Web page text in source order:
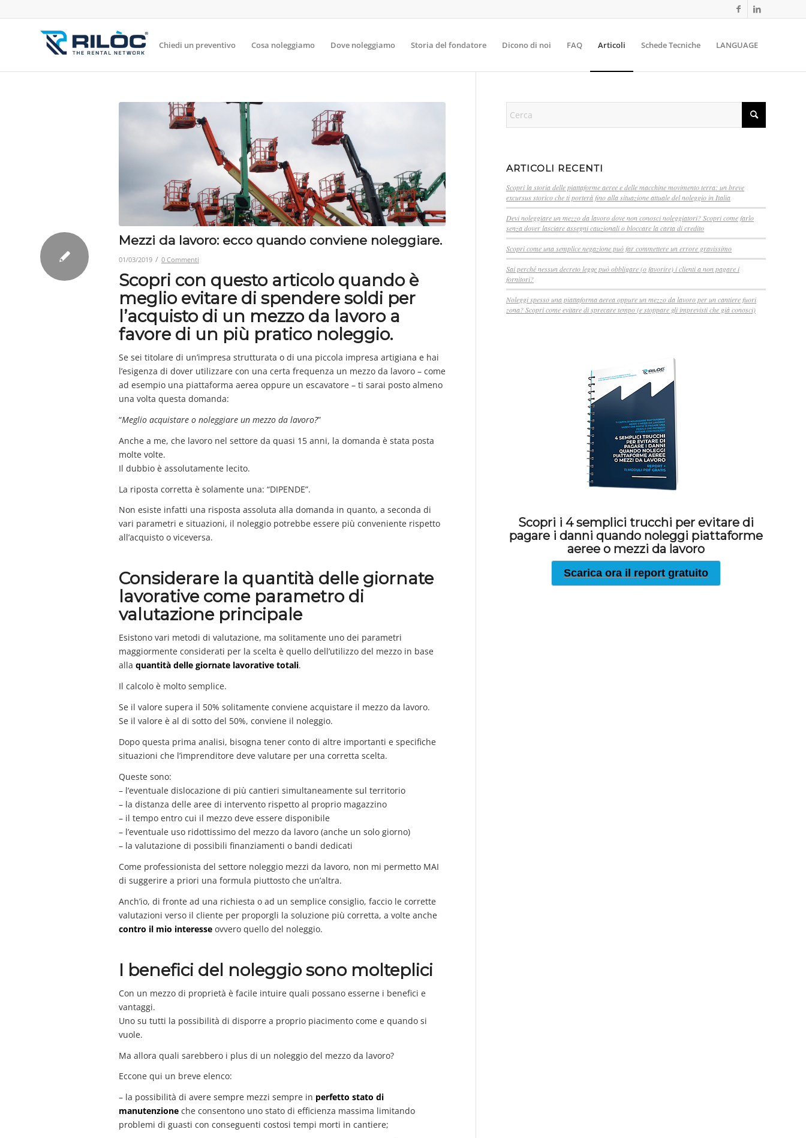
Chiedi un preventivo Cosa noleggiamo Dove noleggiamo Storia del fondatore Dicono di noi FAQ Articoli Schede Tecniche LANGUAGE
Mezzi da lavoro: ecco quando conviene noleggiare.
01/03/2019 / 0 Commenti
Scopri con questo articolo quando è
meglio evitare di spendere soldi per
l’acquisto di un mezzo da lavoro a
favore di un più pratico noleggio.
Se sei titolare di un’impresa strutturata o di una piccola impresa artigiana e hai
l’esigenza di dover utilizzare con una certa frequenza un mezzo da lavoro – come
ad esempio una piattaforma aerea oppure un escavatore – ti sarai posto almeno
una volta questa domanda:
“Meglio acquistare o noleggiare un mezzo da lavoro?”
Anche a me, che lavoro nel settore da quasi 15 anni, la domanda è stata posta
molte volte.
Il dubbio è assolutamente lecito.
La riposta corretta è solamente una: “DIPENDE”.
Non esiste infatti una risposta assoluta alla domanda in quanto, a seconda di
vari parametri e situazioni, il noleggio potrebbe essere più conveniente rispetto
all’acquisto o viceversa.
Considerare la quantità delle giornate
lavorative come parametro di
valutazione principale
Esistono vari metodi di valutazione, ma solitamente uno dei parametri
maggiormente considerati per la scelta è quello dell’utilizzo del mezzo in base
alla quantità delle giornate lavorative totali.
Il calcolo è molto semplice.
Se il valore supera il 50% solitamente conviene acquistare il mezzo da lavoro.
Se il valore è al di sotto del 50%, conviene il noleggio.
Dopo questa prima analisi, bisogna tener conto di altre importanti e specifiche
situazioni che l’imprenditore deve valutare per una corretta scelta.
Queste sono:
– l’eventuale dislocazione di più cantieri simultaneamente sul territorio
– la distanza delle aree di intervento rispetto al proprio magazzino
– il tempo entro cui il mezzo deve essere disponibile
– l’eventuale uso ridottissimo del mezzo da lavoro (anche un solo giorno)
– la valutazione di possibili finanziamenti o bandi dedicati
Come professionista del settore noleggio mezzi da lavoro, non mi permetto MAI
di suggerire a priori una formula piuttosto che un’altra.
Anch’io, di fronte ad una richiesta o ad un semplice consiglio, faccio le corrette
valutazioni verso il cliente per proporgli la soluzione più corretta, a volte anche
contro il mio interesse ovvero quello del noleggio.
I benefici del noleggio sono molteplici
Con un mezzo di proprietà è facile intuire quali possano esserne i benefici e
vantaggi.
Uno su tutti la possibilità di disporre a proprio piacimento come e quando si
vuole.
Ma allora quali sarebbero i plus di un noleggio del mezzo da lavoro?
Eccone qui un breve elenco:
– la possibilità di avere sempre mezzi sempre in perfetto stato di
manutenzione che consentono uno stato di efficienza massima limitando
problemi di guasti con conseguenti costosi tempi morti in cantiere;
ARTICOLI RECENTI
Scopri la storia delle piattaforme aeree e delle macchine movimento terra: un breve
excursus storico che ti porterà fino alla situazione attuale del noleggio in Italia
Devi noleggiare un mezzo da lavoro dove non conosci noleggiatori? Scopri come farlo
senza dover lasciare assegni cauzionali o bloccare la carta di credito
Scopri come una semplice negazione può far commettere un errore gravissimo
Sai perché nessun decreto legge può obbligare (o favorire) i clienti a non pagare i
fornitori?
Noleggi spesso una piattaforma aerea oppure un mezzo da lavoro per un cantiere fuori
zona? Scopri come evitare di sprecare tempo (e stoppare gli imprevisti che già conosci)
Scopri i 4 semplici trucchi per evitare di
pagare i danni quando noleggi piattaforme
aeree o mezzi da lavoro
Scarica ora il report gratuito